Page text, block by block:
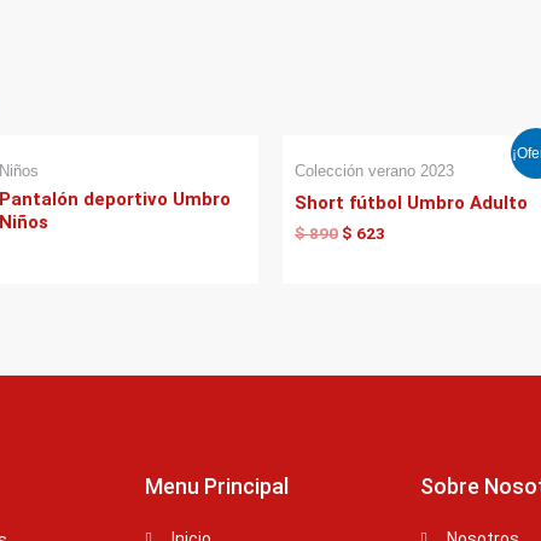
Niños
Pantalón deportivo Umbro
Niños
Colección verano 2023
Short fútbol Umbro Adulto
$890
precio
era:
$ 890.
$ 623
precio
es:
Menu Principal Sobre